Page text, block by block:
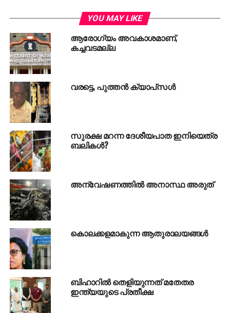
എന്റര്‍പ്രൈസസിന്റെ വിറ്റുവരവ് 2015-16 ല്‍ 80.5
എന്നിട്ടും കമ്പനിക്ക് പൂട്ടേണ്ടിവന്നു. ഏതാണ്ട് പിറ്റേന്നാണ്
നരേന്ദ്രമോദിയുടെ നോട്ട് നിരോധന
പ്രഖ്യാപനമുണ്ടായതെന്നത് തികച്ചും യാദൃച്ഛികം
മാത്രം. കുസും ഫിന്‍സ് വെയര്‍ എന്ന പുതിയ
കമ്പനിയുമായി ബന്ധം സ്ഥാപിക്കുകയും സര്‍ക്കാറിന്റെ
ധനകാര്യ സ്ഥാപത്തില്‍ നിന്ന് വായ്പയായി 10.3 കോടി
സമ്പാദിക്കുകയും ചെയ്ത ശേഷമായിരുന്നു
കമ്പനിയുടെ ദയാവധം.
രോഹിണി സിങ് എന്ന അന്വേഷണാത്മക മാധ്യമ
പ്രവര്‍ത്തകയാണ് ‘ദി വയറി’ലൂടെ ഇക്കാര്യം
മാലോകരെ അറിയിച്ചത്. ഇത് കണ്ടപാടെ
കോണ്‍ഗ്രസുകാരും മറ്റു പ്രതിപക്ഷ കക്ഷികളുമെന്ന്
വേണ്ട, യശ്വന്ത് സിന്‍ഹയെ പോലെ പരിണത
പ്രജ്ഞരായ നേതാക്കളും ഇതില്‍ വിവിധ
ഷാ എന്ന ബി.ജെ.പി അഖിലേന്ത്യാ പ്രസിഡന്റ്
പ്രതികരിച്ചു: ‘അഴിമതിയോ? ഇവിടെ അങ്ങനെ ഇല്ല
തന്നെ. വല്ലവരുടെയും കൈയില്‍ തെളിവുണ്ടെങ്കില്‍
കോടതിയില്‍ ഹാജരാക്കട്ടെ.’ അത് അങ്ങനെയാണ്. ചില
അഴിമതി ആരോപണങ്ങളില്‍ പാര്‍ട്ടി തീരുമാനിച്ചാല്‍ മതി.
ലാവ്‌വിലിനില്‍ അഴിമതിയില്ലെന്ന് സി.പി.എം
YOU MAY LIKE
ആരോഗ്യം അവകാശമാണ്,
കച്ചവടമല്ല
വരട്ടെ, പുത്തന്‍ ക്യാപ്‌സള്‍
സുരക്ഷ മറന്ന ദേശീയപാത ഇനിയെത്ര
ബലികള്‍?
അന്വേഷണത്തില്‍ അനാസ്ഥ അരുത്
കൊലക്കളമാകുന്ന ആതുരാലയങ്ങള്‍
ബിഹാറില്‍ തെളിയുന്നത് മതേതര
ഇന്ത്യയുടെ പ്രതീക്ഷ